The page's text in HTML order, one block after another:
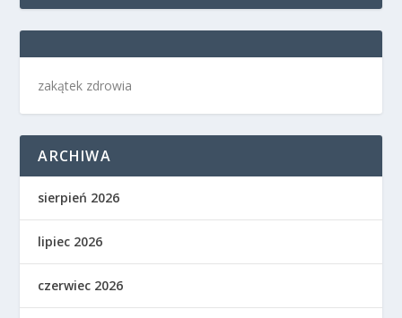
zakątek zdrowia
ARCHIWA
sierpień 2026
lipiec 2026
czerwiec 2026